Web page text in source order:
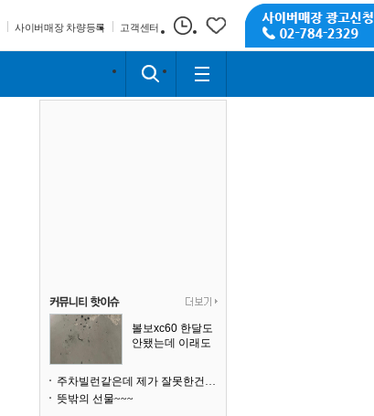
사이버매장 차량등록 고객센터
볼보xc60 한달도
안됐는데 이래도
주차빌런같은데 제가 잘못한건가요
뜻밖의 선물~~~